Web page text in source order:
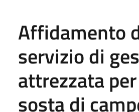
Affidamento
servizio di
attrezzata
sosta di